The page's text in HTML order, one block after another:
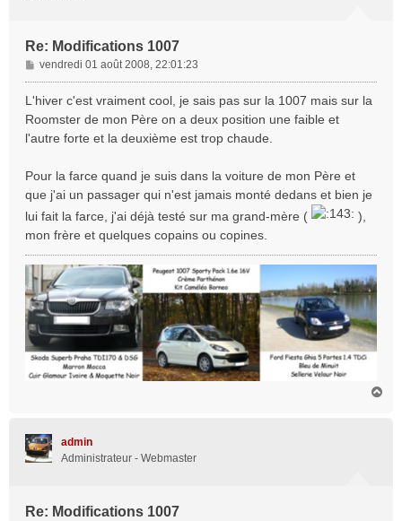
Re: Modifications 1007
M
e
s
a
g
vendredi 01 août 2008, 22:01:23
L'hiver c'est vraiment cool, je sais pas sur la 1007 mais sur la
Roomster de mon Père on a deux position une faible et
l'autre forte et la deuxième est trop chaude.
Pour la farce quand je suis dans la voiture de mon Père et
que j'ai un passager qui n'est jamais monté dedans et bien je
lui fait la farce, j'ai déjà testé sur ma grand-mère (
),
mon frère et quelques copains ou copines.
admin
Administrateur - Webmaster
Re: Modifications 1007